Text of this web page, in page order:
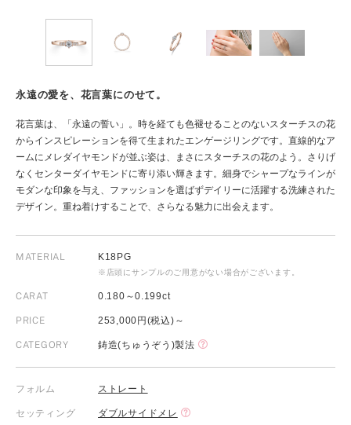
永遠の愛を、花言葉にのせて。
花言葉は、「永遠の誓い」。時を経ても色褪せることのないスターチスの花
からインスピレーションを得て生まれたエンゲージリングです。直線的なア
ームにメレダイヤモンドが並ぶ姿は、まさにスターチスの花のよう。さりげ
なくセンターダイヤモンドに寄り添い輝きます。細身でシャープなラインが
モダンな印象を与え、ファッションを選ばずデイリーに活躍する洗練された
デザイン。重ね着けすることで、さらなる魅力に出会えます。
MATERIAL K18PG
※店頭にサンプルのご用意がない場合がございます。
CARAT 0.180～0.199ct
PRICE 253,000円(税込)～
CATEGORY 鋳造(ちゅうぞう)製法
フォルム ストレート
セッティング ダブルサイドメレ